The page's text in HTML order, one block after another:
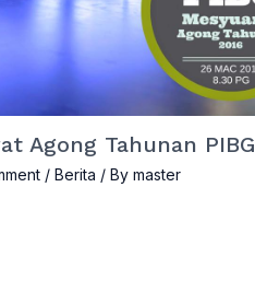
Agong Tahunan PIBG
/ Berita / By master